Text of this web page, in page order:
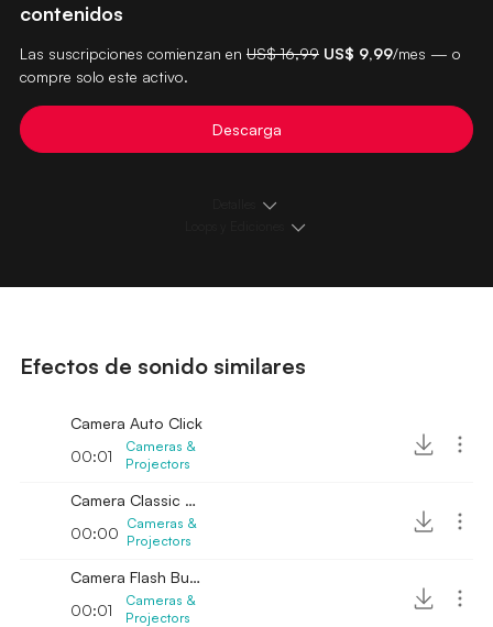
contenidos
Las suscripciones comienzan en US$ 16,99 US$ 9,99/mes — o
compre solo este activo.
Descarga
Efectos de sonido similares
Camera Auto Click
00:01
Cameras &
Projectors
Camera Classic Flash
00:00 Cameras &
Projectors
Camera Flash Bulb Crackle
00:01
Cameras &
Projectors